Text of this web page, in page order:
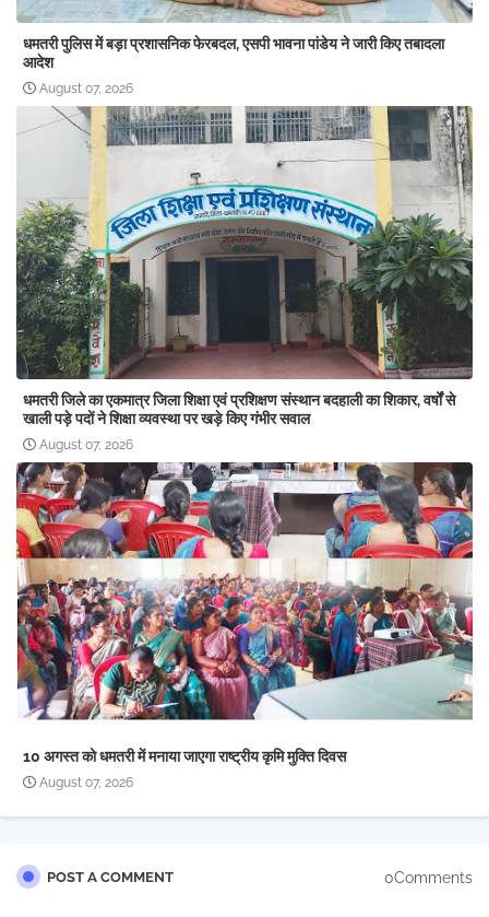
धमतरी पुलिस में बड़ा प्रशासनिक फेरबदल, एसपी भावना पांडेय ने जारी किए तबादला
आदेश
August 07, 2026
धमतरी जिले का एकमात्र जिला शिक्षा एवं प्रशिक्षण संस्थान बदहाली का शिकार, वर्षों से
खाली पड़े पदों ने शिक्षा व्यवस्था पर खड़े किए गंभीर सवाल
August 07, 2026
10 अगस्त को धमतरी में मनाया जाएगा राष्ट्रीय कृमि मुक्ति दिवस
August 07, 2026
POST A COMMENT 0Comments